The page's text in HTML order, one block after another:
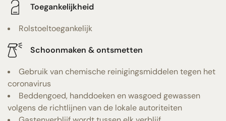
Toegankelijkheid
Rolstoeltoegankelijk
Schoonmaken & ontsmetten
Gebruik van chemische reinigingsmiddelen tegen het
coronavirus
Beddengoed, handdoeken en wasgoed gewassen
volgens de richtlijnen van de lokale autoriteiten